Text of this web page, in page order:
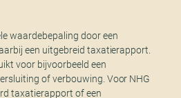
waardebepaling door een
een uitgebreid taxatierapport.
voor bijvoorbeeld een
of verbouwing. Voor NHG
taxatierapport of een